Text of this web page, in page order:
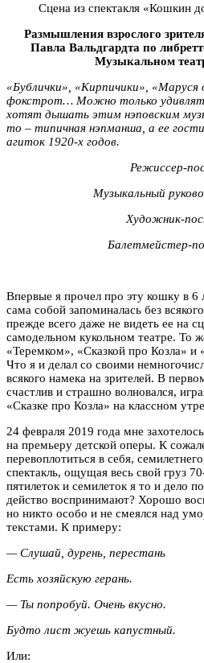
Сцена из спектакля «Кошкин
Размышления взрослого
Павла Вальдгардта по
Музыкальном
«Бублички», «Кирпичики», «Маруся
фокстрот… Можно только
хотят дышать этим нэповским
то – типичная нэпманша, а ее
агиток 1920-х годов.
Режиссер-
Музыкальный
Художник-
Балетмейстер-
Впервые я прочел про эту кошку в 6
сама собой запоминалась без
прежде всего даже не видеть ее на
самодельном кукольном театре. То
«Теремком», «Сказкой про Козла»
Что я и делал со своими
всякого намека на зрителей. В
счастлив и страшно волновался,
«Сказке про Козла» на классном
24 февраля 2019 года мне
на премьеру детской оперы. К
перевоплотиться в себя,
спектакль, ощущая весь свой груз
пятилеток и семилеток я то и дело
действо воспринимают? Хорошо
но никто особо и не смеялся над
текстами. К примеру:
— Слушай, дурень, перестань
Есть хозяйскую герань.
— Ты попробуй. Очень вкусно.
Будто лист жуешь капустный.
Или: